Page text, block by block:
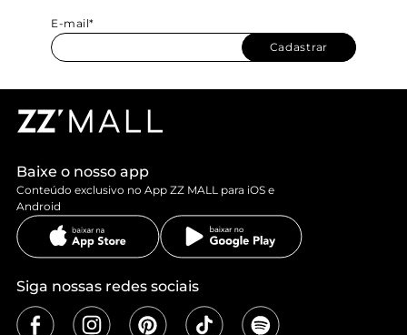
E-mail*
Cadastrar
Baixe o nosso app
Conteúdo exclusivo no App ZZ MALL para iOS e
Android
Siga nossas redes sociais